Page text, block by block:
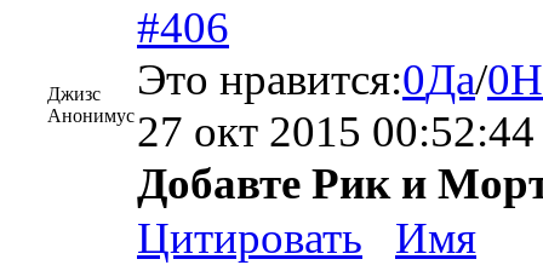
Джизс
Анонимус
#406
Это нравится:0Да/0
27 окт 2015 00:52:44
Добавте Рик и
Цитировать
Имя